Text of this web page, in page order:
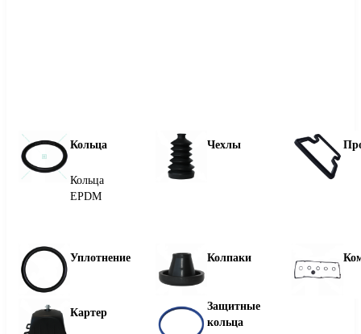
Кольца
Кольца
EPDM
Чехлы
Уплотнение Колпаки
Картер
Защитные
кольца